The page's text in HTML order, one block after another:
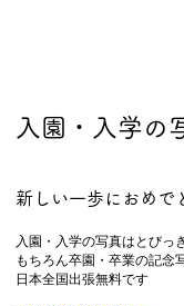
入園・入学の
新しい一歩におめで
入園・入学の写真は とびっ
もちろん卒園・卒業の記念
日本全国出張無料です